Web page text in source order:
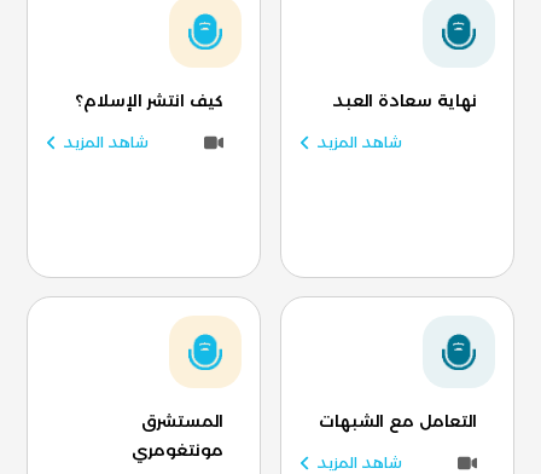
نهاية سعادة العبد
شاهد المزيد
كيف انتشر الإسلام؟
شاهد المزيد
التعامل مع الشبهات
شاهد المزيد
المستشرق
مونتغومري